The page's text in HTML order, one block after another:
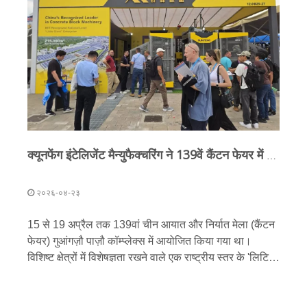
२०२६-०४-२३
15 से 19 अप्रैल तक 139वां चीन आयात और निर्यात मेला (कैंटन
फेयर) गुआंगज़ौ पाज़ौ कॉम्प्लेक्स में आयोजित किया गया था।
विशिष्ट क्षेत्रों में विशेषज्ञता रखने वाले एक राष्ट्रीय स्तर के 'लिटिल